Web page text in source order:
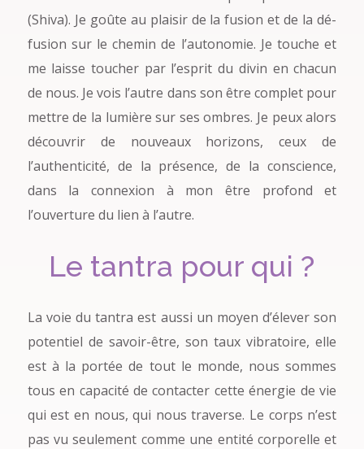
(Shiva). Je goûte au plaisir de la fusion et de la dé-
fusion sur le chemin de l’autonomie. Je touche et
me laisse toucher par l’esprit du divin en chacun
de nous. Je vois l’autre dans son être complet pour
mettre de la lumière sur ses ombres. Je peux alors
découvrir de nouveaux horizons, ceux de
l’authenticité, de la présence, de la conscience,
dans la connexion à mon être profond et
l’ouverture du lien à l’autre.
Le tantra pour qui ?
La voie du tantra est aussi un moyen d’élever son
potentiel de savoir-être, son taux vibratoire, elle
est à la portée de tout le monde, nous sommes
tous en capacité de contacter cette énergie de vie
qui est en nous, qui nous traverse. Le corps n’est
pas vu seulement comme une entité corporelle et